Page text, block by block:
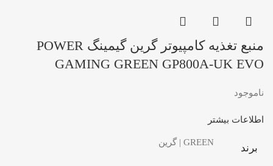
منبع تغذیه کامپیوتر گرین گیمینگ POWER
GAMING GREEN GP800A-UK EVO
ناموجود
اطلاعات بیشتر
برند GREEN | گرین